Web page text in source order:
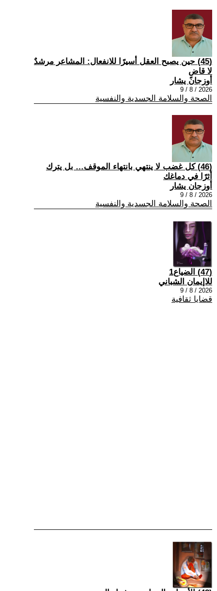
(45) حين يصبح العقل أسيرًا للانفعال: المشاعر مرشدٌ
لا قاضٍ
أوزجان يشار
2026 / 8 / 9
الصحة والسلامة الجسدية والنفسية
(46) كل غضب لا ينتهي بانتهاء الموقف… بل يترك
أثرًا في دماغك
أوزجان يشار
2026 / 8 / 9
الصحة والسلامة الجسدية والنفسية
(47) الضياع1
للاإيمان الشباني
2026 / 8 / 9
قضايا ثقافية